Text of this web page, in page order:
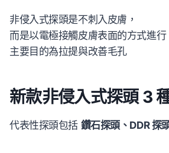
非侵入式探頭是不刺入皮膚，
而是以電極接觸皮膚表面的方式進行
主要目的為拉提與改善毛孔
新款非侵入式探頭 3
代表性探頭包括 鑽石探頭、DDR 探